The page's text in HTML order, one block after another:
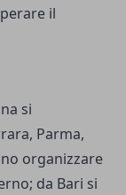
il
si
Parma,
organizzare
da Bari si